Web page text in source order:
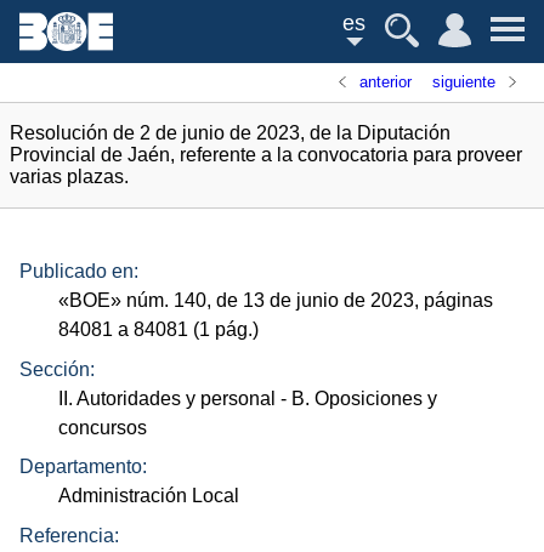
es
anterior siguiente
Resolución de 2 de junio de 2023, de la Diputación
Provincial de Jaén, referente a la convocatoria para proveer
varias plazas.
Publicado en:
«BOE» núm. 140, de 13 de junio de 2023, páginas
84081 a 84081 (1 pág.)
Sección:
II. Autoridades y personal - B. Oposiciones y
concursos
Departamento:
Administración Local
Referencia: